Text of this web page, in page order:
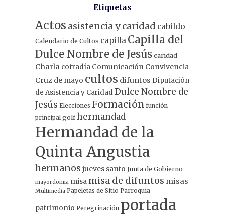
Etiquetas
Actos asistencia y caridad cabildo
Calendario de Cultos capilla Capilla del
Dulce Nombre de Jesús caridad
Charla cofradía Comunicación Convivencia
Cruz de mayo cultos difuntos Diputación
de Asistencia y CaridadDulce Nombre de
Jesús Elecciones Formación función
principal golf hermandad
Hermandad de la
Quinta Angustia
hermanos jueves santo Junta de Gobierno
mayordomia misamisa de difuntos misas
Multimedia Papeletas de Sitio Parroquia
patrimonio Peregrinación portada